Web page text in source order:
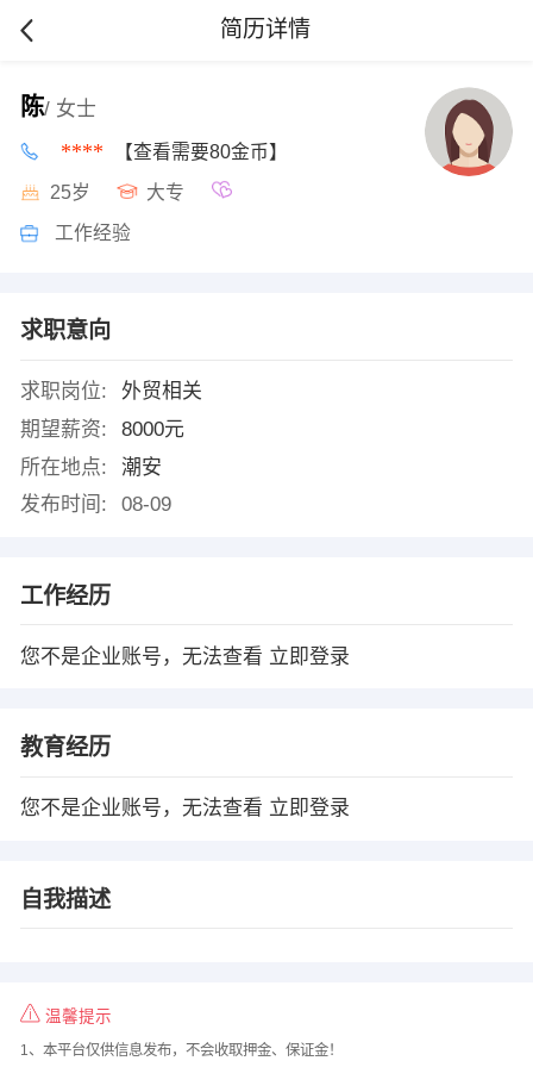
简历详情
陈/ 女士
**** 【查看需要80金币】
25岁 大专
工作经验
求职意向
求职岗位:
外贸相关
期望薪资:
8000元
所在地点:
潮安
发布时间:
08-09
工作经历
您不是企业账号，无法查看 立即登录
教育经历
您不是企业账号，无法查看 立即登录
自我描述
温馨提示
1、本平台仅供信息发布，不会收取押金、保证金！